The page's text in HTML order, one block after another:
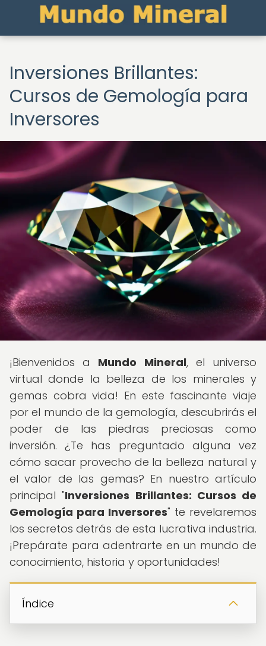
Inversiones Brillantes:
Cursos de Gemología para
Inversores
¡Bienvenidos a Mundo Mineral, el universo
virtual donde la belleza de los minerales y
gemas cobra vida! En este fascinante viaje
por el mundo de la gemología, descubrirás el
poder de las piedras preciosas como
inversión. ¿Te has preguntado alguna vez
cómo sacar provecho de la belleza natural y
el valor de las gemas? En nuestro artículo
principal "Inversiones Brillantes: Cursos de
Gemología para Inversores" te revelaremos
los secretos detrás de esta lucrativa industria.
¡Prepárate para adentrarte en un mundo de
conocimiento, historia y oportunidades!
Índice